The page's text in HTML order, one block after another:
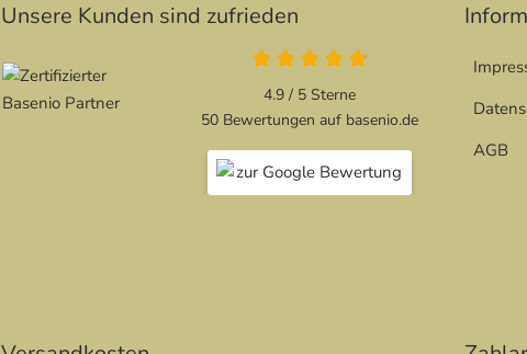
Unsere Kunden sind zufrieden
4.9 / 5 Sterne
50 Bewertungen auf basenio.de
öffnet in neuem Fenster
öffnet in neuem Fenster
AGB